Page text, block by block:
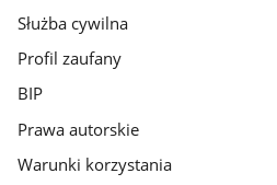
Służba cywilna
Profil zaufany
BIP
Prawa autorskie
Warunki korzystania